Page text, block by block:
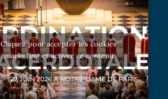
Cliquez pour accepter les cookies
marketing et activer ce contenu